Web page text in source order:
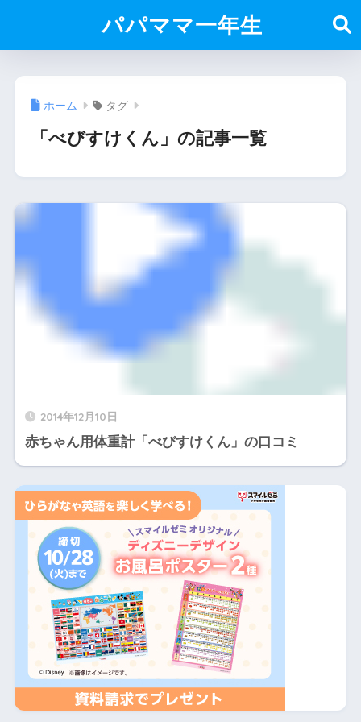
パパママ一年生
ホーム タグ
「べびすけくん」の記事一覧
2014年12月10日
赤ちゃん用体重計「べびすけくん」の口コミ